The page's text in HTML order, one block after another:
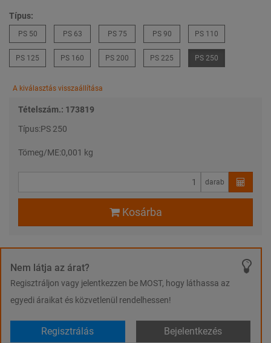
Típus:
PS 50 PS 63 PS 75 PS 90 PS 110
PS 125 PS 160 PS 200 PS 225 PS 250
A kiválasztás visszaállítása
Tételszám.: 173819
Típus:PS 250
Tömeg/ME:0,001 kg
darab
Kosárba
Nem látja az árat?
Regisztráljon vagy jelentkezzen be MOST, hogy láthassa az
egyedi áraikat és közvetlenül rendelhessen!
Regisztrálás Bejelentkezés